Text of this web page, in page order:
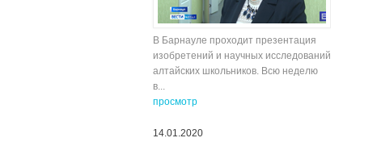
В Барнауле проходит презентация
изобретений и научных исследований
алтайских школьников. Всю неделю
в...
просмотр
14.01.2020